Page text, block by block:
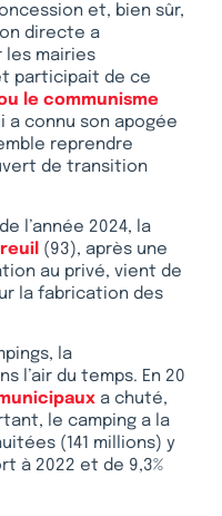
et, bien sûr,
directe a
les mairies
participait de ce
le communisme
a connu son apogée
reprendre
de transition
l’année 2024, la
(93), après une
au privé, vient de
la fabrication des
la
l’air du temps. En 20
a chuté,
le camping a la
(141 millions) y
à 2022 et de 9,3%